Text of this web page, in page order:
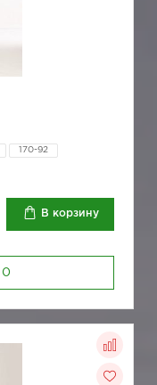
170-92
В корзину
0